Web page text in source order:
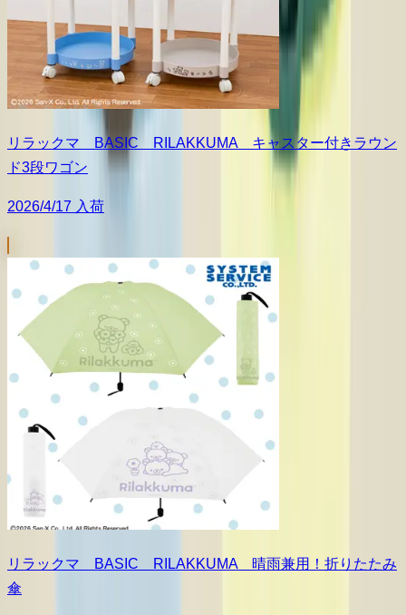
リラックマ BASIC RILAKKUMA キャスター付きラウン
ド3段ワゴン
2026/4/17 入荷
リラックマ BASIC RILAKKUMA 晴雨兼用！折りたたみ
傘